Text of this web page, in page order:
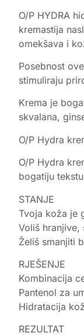
O/P HYDRA
kremastija
omekšava i
Posebnost
stimuliraju
Krema je
skvalana,
O/P Hydra
O/P Hydra
bogatiju
STANJE
Tvoja koža je
Voliš hranjive,
Želiš smanjiti
RJEŠENJE
Kombinacija
Pantenol za
Hidratacija
REZULTAT